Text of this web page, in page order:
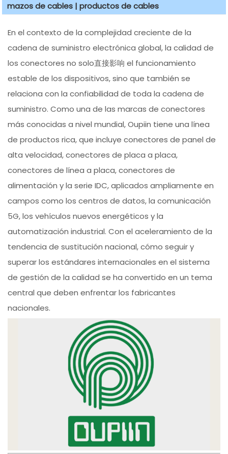
mazos de cables | productos de cables
En el contexto de la complejidad creciente de la
cadena de suministro electrónica global, la calidad de
los conectores no solo直接影响 el funcionamiento
estable de los dispositivos, sino que también se
relaciona con la confiabilidad de toda la cadena de
suministro. Como una de las marcas de conectores
más conocidas a nivel mundial, Oupiin tiene una línea
de productos rica, que incluye conectores de panel de
alta velocidad, conectores de placa a placa,
conectores de línea a placa, conectores de
alimentación y la serie IDC, aplicados ampliamente en
campos como los centros de datos, la comunicación
5G, los vehículos nuevos energéticos y la
automatización industrial. Con el aceleramiento de la
tendencia de sustitución nacional, cómo seguir y
superar los estándares internacionales en el sistema
de gestión de la calidad se ha convertido en un tema
central que deben enfrentar los fabricantes
nacionales.